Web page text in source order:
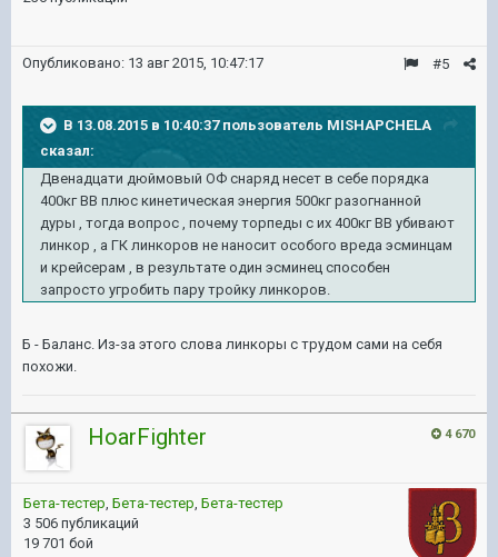
#5
Опубликовано: 13 авг 2015, 10:47:17
В 13.08.2015 в 10:40:37 пользователь MISHAPCHELA
сказал:
Двенадцати дюймовый ОФ снаряд несет в себе порядка
400кг ВВ плюс кинетическая энергия 500кг разогнанной
дуры , тогда вопрос , почему торпеды с их 400кг ВВ убивают
линкор , а ГК линкоров не наносит особого вреда эсминцам
и крейсерам , в результате один эсминец способен
запросто угробить пару тройку линкоров.
Б - Баланс. Из-за этого слова линкоры с трудом сами на себя
похожи.
4 670
HoarFighter
Бета-тестер, Бета-тестер, Бета-тестер
3 506 публикаций
19 701 бой